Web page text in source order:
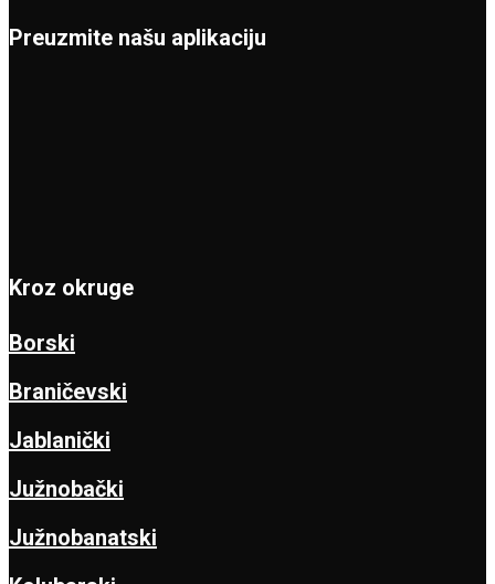
Preuzmite našu aplikaciju
Kroz okruge
Borski
Braničevski
Jablanički
Južnobački
Južnobanatski